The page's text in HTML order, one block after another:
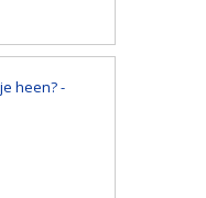
heen? -